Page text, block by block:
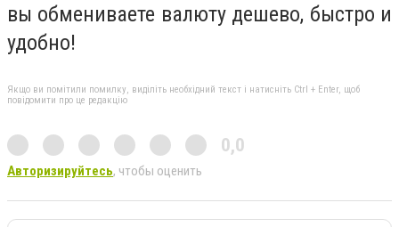
вы обмениваете валюту дешево, быстро и
удобно!
Якщо ви помітили помилку, виділіть необхідний текст і натисніть Ctrl + Enter, щоб
повідомити про це редакцію
0,0
Авторизируйтесь, чтобы оценить